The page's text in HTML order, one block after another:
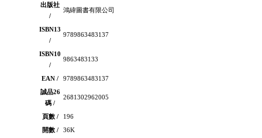
出版社
/
鴻緯圖書有限公司
ISBN13
/
9789863483137
ISBN10
/
9863483133
EAN /
9789863483137
誠品26
碼 /
2681302962005
頁數 /
196
開數 /
36K